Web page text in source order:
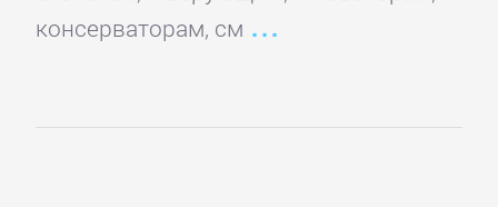
консерваторам, см
любовные
романы